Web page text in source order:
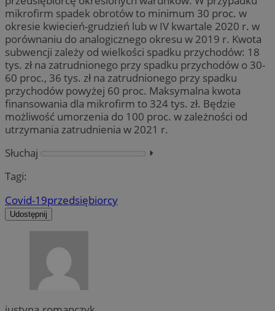
mikrofirm spadek obrotów to minimum 30 proc. w
okresie kwiecień-grudzień lub w IV kwartale 2020 r. w
porównaniu do analogicznego okresu w 2019 r. Kwota
subwencji zależy od wielkości spadku przychodów: 18
tys. zł na zatrudnionego przy spadku przychodów o 30-
60 proc., 36 tys. zł na zatrudnionego przy spadku
przychodów powyżej 60 proc. Maksymalna kwota
finansowania dla mikrofirm to 324 tys. zł. Będzie
możliwość umorzenia do 100 proc. w zależności od
utrzymania zatrudnienia w 2021 r.
Słuchaj
⏵︎
Tagi:
Covid-19przedsiębiorcy
Udostępnij